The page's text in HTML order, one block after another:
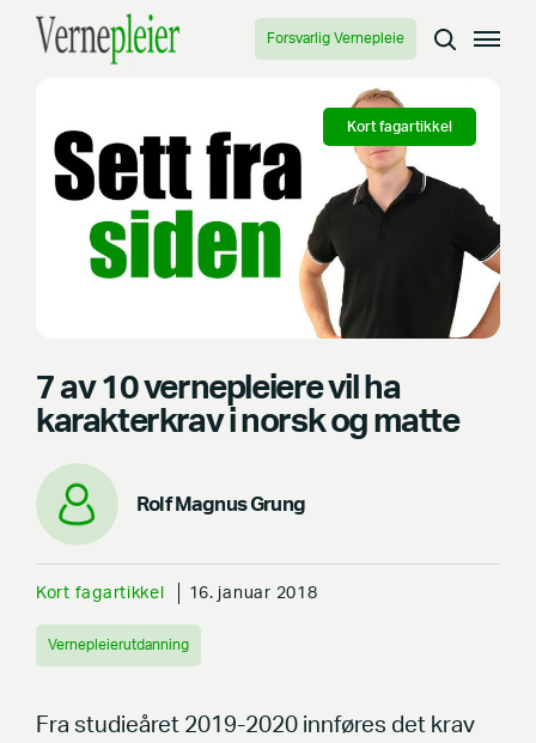
Forsvarlig Vernepleie
Kort fagartikkel
7 av 10 vernepleiere vil ha
karakterkrav i norsk og matte
Rolf Magnus Grung
Kort fagartikkel 16. januar 2018
Vernepleierutdanning
Fra studieåret 2019-2020 innføres det krav